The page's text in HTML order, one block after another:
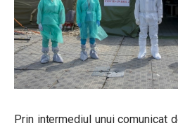
Prin intermediul unui comunicat